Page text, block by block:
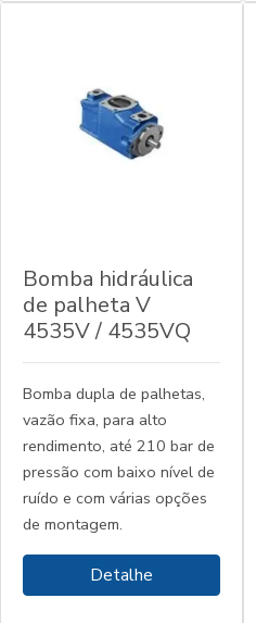
Bomba hidráulica
de palheta V
4535V / 4535VQ
Bomba dupla de palhetas,
vazão fixa, para alto
rendimento, até 210 bar de
pressão com baixo nível de
ruído e com várias opções
de montagem.
Detalhe